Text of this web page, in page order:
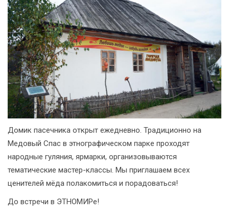
Домик пасечника открыт ежедневно. Традиционно на
Медовый Спас в этнографическом парке проходят
народные гуляния, ярмарки, организовываются
тематические мастер-классы. Мы приглашаем всех
ценителей мёда полакомиться и порадоваться!
До встречи в ЭТНОМИРе!